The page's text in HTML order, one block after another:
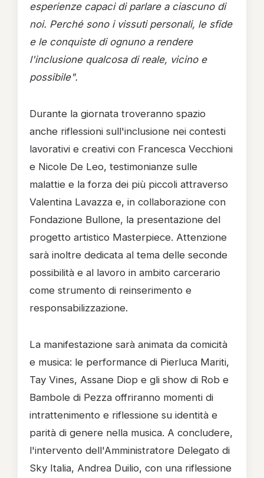
esperienze capaci di parlare a ciascuno di
noi. Perché sono i vissuti personali, le sfide
e le conquiste di ognuno a rendere
l'inclusione qualcosa di reale, vicino e
possibile".
Durante la giornata troveranno spazio
anche riflessioni sull'inclusione nei contesti
lavorativi e creativi con Francesca Vecchioni
e Nicole De Leo, testimonianze sulle
malattie e la forza dei più piccoli attraverso
Valentina Lavazza e, in collaborazione con
Fondazione Bullone, la presentazione del
progetto artistico Masterpiece. Attenzione
sarà inoltre dedicata al tema delle seconde
possibilità e al lavoro in ambito carcerario
come strumento di reinserimento e
responsabilizzazione.
La manifestazione sarà animata da comicità
e musica: le performance di Pierluca Mariti,
Tay Vines, Assane Diop e gli show di Rob e
Bambole di Pezza offriranno momenti di
intrattenimento e riflessione su identità e
parità di genere nella musica. A concludere,
l'intervento dell'Amministratore Delegato di
Sky Italia, Andrea Duilio, con una riflessione